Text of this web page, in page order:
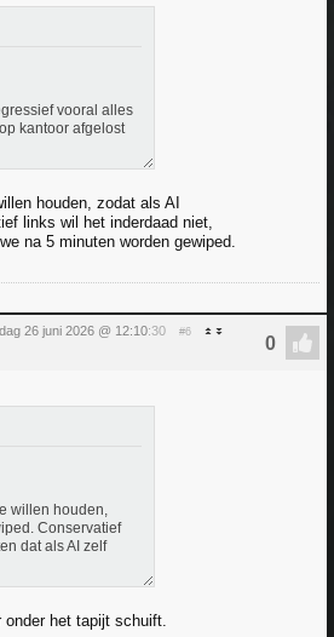
vooral alles
kantoor afgelost
houden, zodat als AI
links wil het inderdaad niet,
na 5 minuten worden gewiped.
26 juni 2026 @ 12:10:30 #6
willen houden,
Conservatief
dat als AI zelf
onder het tapijt schuift.